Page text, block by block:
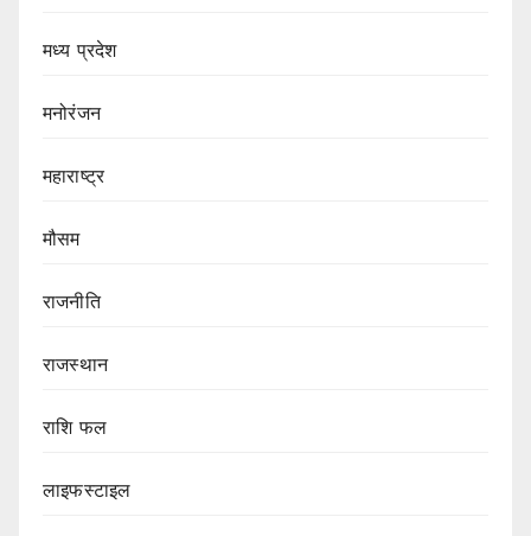
मध्य प्रदेश
मनोरंजन
महाराष्ट्र
मौसम
राजनीति
राजस्थान
राशि फल
लाइफस्टाइल